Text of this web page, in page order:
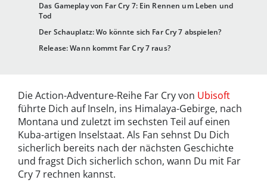
Das Gameplay von Far Cry 7: Ein Rennen um Leben und
Tod
Der Schauplatz: Wo könnte sich Far Cry 7 abspielen?
Release: Wann kommt Far Cry 7 raus?
Die Action-Adventure-Reihe Far Cry von Ubisoft
führte Dich auf Inseln, ins Himalaya-Gebirge, nach
Montana und zuletzt im sechsten Teil auf einen
Kuba-artigen Inselstaat. Als Fan sehnst Du Dich
sicherlich bereits nach der nächsten Geschichte
und fragst Dich sicherlich schon, wann Du mit Far
Cry 7 rechnen kannst.